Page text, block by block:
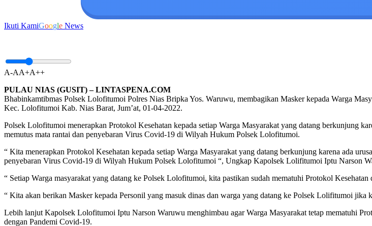
Ikuti KamiGoogle News
A-AA+A++
PULAU NIAS (GUSIT) – LINTASPENA.COM
Bhabinkamtibmas Polsek Lolofitumoi Polres Nias Bripka Yos. Waruwu, membagikan Masker kepada Warga
Kec. Lolofitumoi Kab. Nias Barat, Jum’at, 01-04-2022.
Polsek Lolofitumoi menerapkan Protokol Kesehatan kepada setiap Warga Masyarakat yang datang berkunjung
memutus mata rantai dan penyebaran Virus Covid-19 di Wilyah Hukum Polsek Lolofitumoi.
“ Kita menerapkan Protokol Kesehatan kepada setiap Warga Masyarakat yang datang berkunjung karena ada
penyebaran Virus Covid-19 di Wilyah Hukum Polsek Lolofitumoi “, Ungkap Kapolsek Lolifitumoi Iptu Narson
“ Setiap Warga masyarakat yang datang ke Polsek Lolofitumoi, kita pastikan sudah mematuhi Protokol
“ Kita akan berikan Masker kepada Personil yang masuk dinas dan warga yang datang ke Polsek Lolifitumoi jika
Lebih lanjut Kapolsek Lolofitumoi Iptu Narson Waruwu menghimbau agar Warga Masyarakat tetap mematuhi
dengan Pandemi Covid-19.